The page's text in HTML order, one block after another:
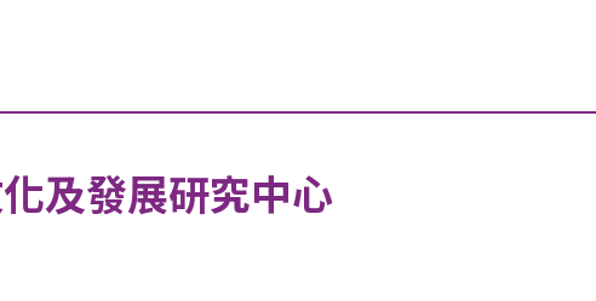
及發展研究中心